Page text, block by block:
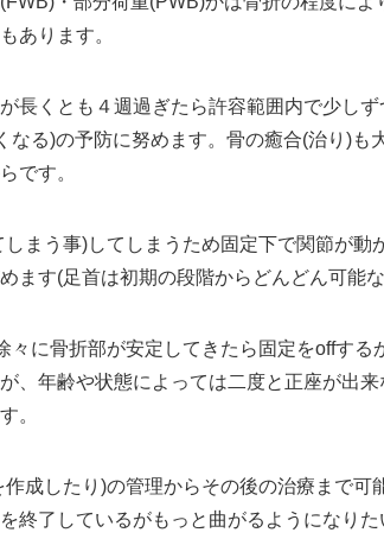
あります。
長くとも４週過ぎたら許容範囲内で少し
なる)の予防に努めます。骨の癒合(治り)も
です。
まう事)してしまうため固定下で関節が動
ます(足首は初期の段階からどんどん可能
々に骨折部が安定してきたら固定をoffする
、年齢や状態によっては二度と正座が出
。
成したり)の管理からその後の治療まで可
終了しているがもっと曲がるようになり